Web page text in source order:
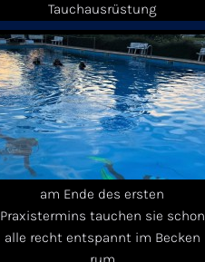
Tauchausrüstung
am Ende des ersten
Praxistermins tauchen sie schon
alle recht entspannt im Becken